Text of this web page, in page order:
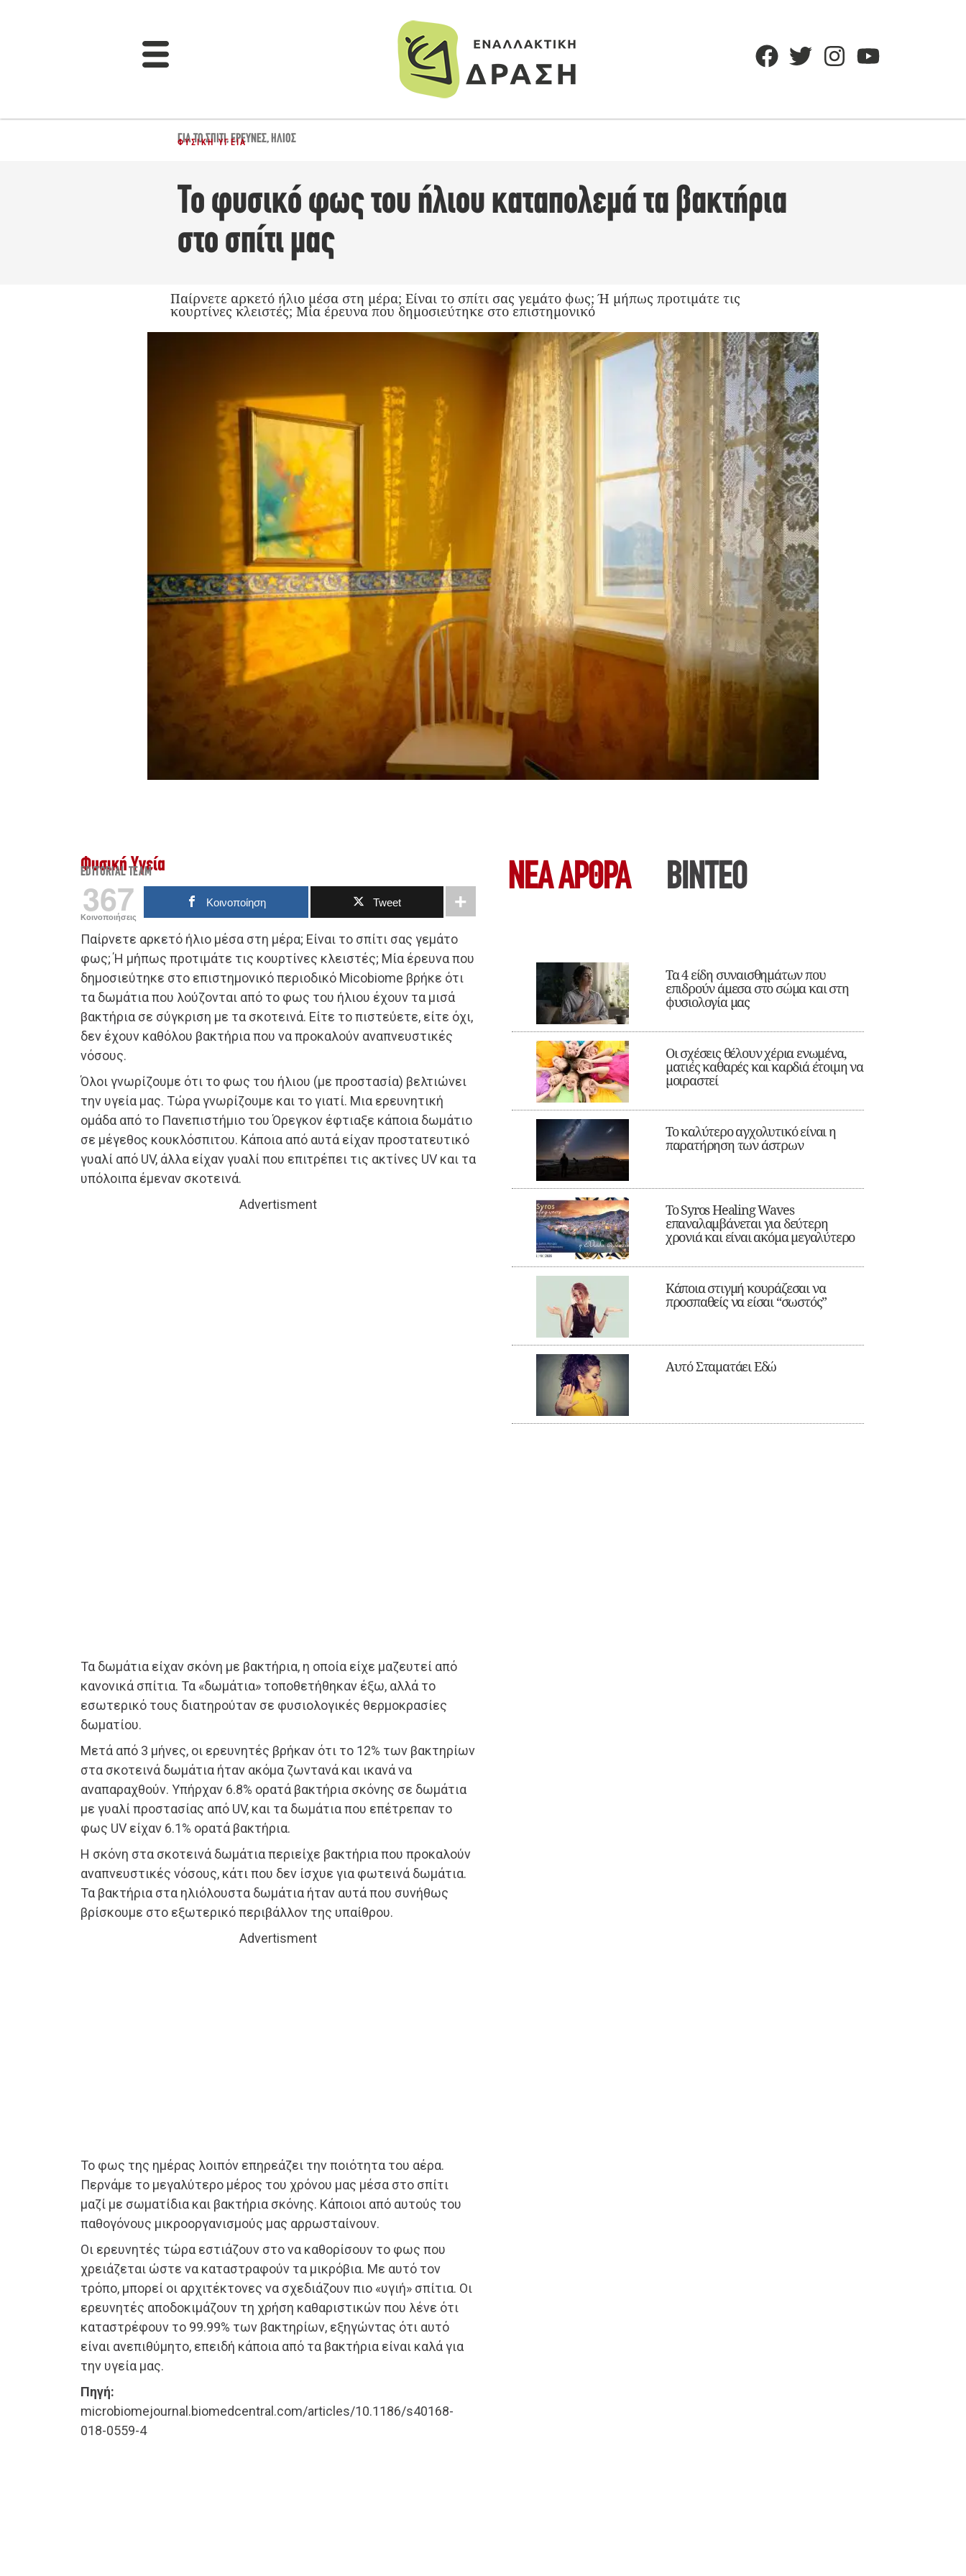
ΓΙΑ ΤΟ ΣΠΊΤΙ,ΈΡΕΥΝΕΣ,ΉΛΙΟΣ
ΦΥΣΙΚΉ ΥΓΕΊΑ
Το φυσικό φως του ήλιου καταπολεμά τα βακτήρια
στο σπίτι μας
Παίρνετε αρκετό ήλιο μέσα στη μέρα; Είναι το σπίτι σας γεμάτο φως; Ή μήπως προτιμάτε τις
κουρτίνες κλειστές; Μία έρευνα που δημοσιεύτηκε στο επιστημονικό
Φυσική Υγεία
EDITORIAL TEAM
367
Κοινοποιήσεις
Κοινοποίηση Tweet
Παίρνετε αρκετό ήλιο μέσα στη μέρα; Είναι το σπίτι σας γεμάτο
φως; Ή μήπως προτιμάτε τις κουρτίνες κλειστές; Μία έρευνα που
δημοσιεύτηκε στο επιστημονικό περιοδικό Micobiome βρήκε ότι
τα δωμάτια που λούζονται από το φως του ήλιου έχουν τα μισά
βακτήρια σε σύγκριση με τα σκοτεινά. Είτε το πιστεύετε, είτε όχι,
δεν έχουν καθόλου βακτήρια που να προκαλούν αναπνευστικές
νόσους.
Όλοι γνωρίζουμε ότι το φως του ήλιου (με προστασία) βελτιώνει
την υγεία μας. Τώρα γνωρίζουμε και το γιατί. Μια ερευνητική
ομάδα από το Πανεπιστήμιο του Όρεγκον έφτιαξε κάποια δωμάτιο
σε μέγεθος κουκλόσπιτου. Κάποια από αυτά είχαν προστατευτικό
γυαλί από UV, άλλα είχαν γυαλί που επιτρέπει τις ακτίνες UV και τα
υπόλοιπα έμεναν σκοτεινά.
Advertisment
Τα δωμάτια είχαν σκόνη με βακτήρια, η οποία είχε μαζευτεί από
κανονικά σπίτια. Τα «δωμάτια» τοποθετήθηκαν έξω, αλλά το
εσωτερικό τους διατηρούταν σε φυσιολογικές θερμοκρασίες
δωματίου.
Μετά από 3 μήνες, οι ερευνητές βρήκαν ότι το 12% των βακτηρίων
στα σκοτεινά δωμάτια ήταν ακόμα ζωντανά και ικανά να
αναπαραχθούν. Υπήρχαν 6.8% ορατά βακτήρια σκόνης σε δωμάτια
με γυαλί προστασίας από UV, και τα δωμάτια που επέτρεπαν το
φως UV είχαν 6.1% ορατά βακτήρια.
Η σκόνη στα σκοτεινά δωμάτια περιείχε βακτήρια που προκαλούν
αναπνευστικές νόσους, κάτι που δεν ίσχυε για φωτεινά δωμάτια.
Τα βακτήρια στα ηλιόλουστα δωμάτια ήταν αυτά που συνήθως
βρίσκουμε στο εξωτερικό περιβάλλον της υπαίθρου.
Advertisment
Το φως της ημέρας λοιπόν επηρεάζει την ποιότητα του αέρα.
Περνάμε το μεγαλύτερο μέρος του χρόνου μας μέσα στο σπίτι
μαζί με σωματίδια και βακτήρια σκόνης. Κάποιοι από αυτούς του
παθογόνους μικροοργανισμούς μας αρρωσταίνουν.
Οι ερευνητές τώρα εστιάζουν στο να καθορίσουν το φως που
χρειάζεται ώστε να καταστραφούν τα μικρόβια. Με αυτό τον
τρόπο, μπορεί οι αρχιτέκτονες να σχεδιάζουν πιο «υγιή» σπίτια. Οι
ερευνητές αποδοκιμάζουν τη χρήση καθαριστικών που λένε ότι
καταστρέφουν το 99.99% των βακτηρίων, εξηγώντας ότι αυτό
είναι ανεπιθύμητο, επειδή κάποια από τα βακτήρια είναι καλά για
την υγεία μας.
Πηγή:
microbiomejournal.biomedcentral.com/articles/10.1186/s40168-
018-0559-4
ΝΕΑ ΆΡΘΡΑ ΒΙΝΤΕΟ
Τα 4 είδη συναισθημάτων που
επιδρούν άμεσα στο σώμα και στη
φυσιολογία μας
Οι σχέσεις θέλουν χέρια ενωμένα,
ματιές καθαρές και καρδιά έτοιμη να
μοιραστεί
Το καλύτερο αγχολυτικό είναι η
παρατήρηση των άστρων
Το Syros Healing Waves
επαναλαμβάνεται για δεύτερη
χρονιά και είναι ακόμα μεγαλύτερο
Κάποια στιγμή κουράζεσαι να
προσπαθείς να είσαι “σωστός”
Αυτό Σταματάει Εδώ